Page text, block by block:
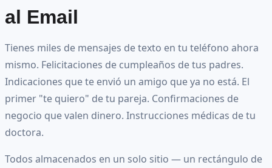
al Email
Tienes miles de mensajes de texto en tu teléfono ahora
mismo. Felicitaciones de cumpleaños de tus padres.
Indicaciones que te envió un amigo que ya no está. El
primer "te quiero" de tu pareja. Confirmaciones de
negocio que valen dinero. Instrucciones médicas de tu
doctora.
Todos almacenados en un solo sitio — un rectángulo de